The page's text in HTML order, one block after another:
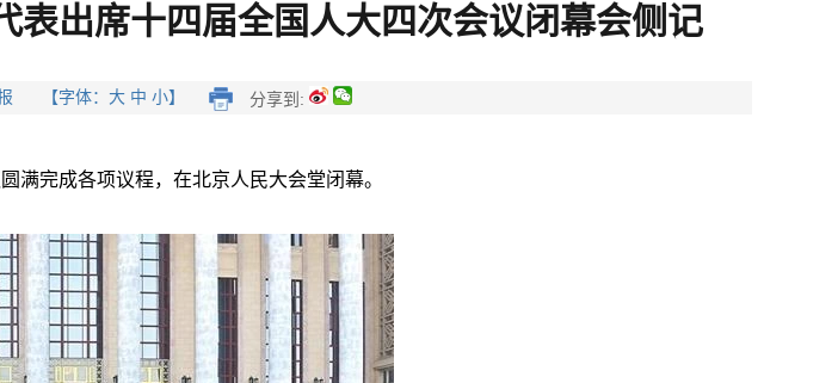
表出席十四届全国人大四次会议闭幕会侧记
报 【字体：大 中 小】 分享到:
满完成各项议程，在北京人民大会堂闭幕。